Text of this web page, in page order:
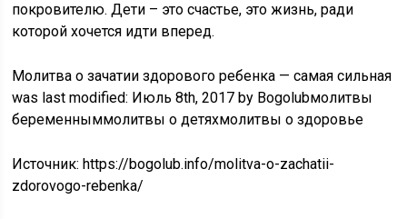
покровителю. Дети – это счастье, это жизнь, ради
которой хочется идти вперед.
Молитва о зачатии здорового ребенка — самая сильная
was last modified: Июль 8th, 2017 by Bogolubмолитвы
беременныммолитвы о детяхмолитвы о здоровье
Источник:https://bogolub.info/molitva-o-zachatii-
zdorovogo-rebenka/